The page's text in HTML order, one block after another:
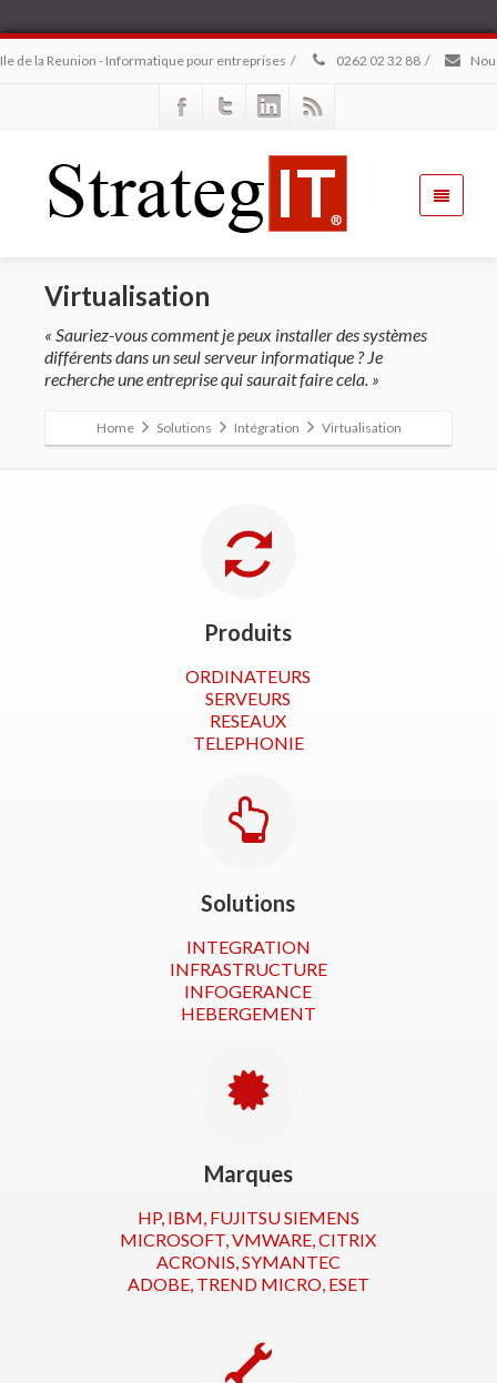
Ile de la Reunion - Informatique pour entreprises / 0262 02 32 88 /
Virtualisation
« Sauriez-vous comment je peux installer des systèmes
différents dans un seul serveur informatique ? Je
recherche une entreprise qui saurait faire cela. »
Home Solutions Intégration Virtualisation
Produits
ORDINATEURS
SERVEURS
RESEAUX
TELEPHONIE
Solutions
INTEGRATION
INFRASTRUCTURE
INFOGERANCE
HEBERGEMENT
Marques
HP, IBM, FUJITSU SIEMENS
MICROSOFT, VMWARE, CITRIX
ACRONIS, SYMANTEC
ADOBE, TREND MICRO, ESET